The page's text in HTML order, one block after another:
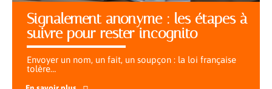
Signalement anonyme : les étapes à
suivre pour rester incognito
Envoyer un nom, un fait, un soupçon : la loi française
tolère…